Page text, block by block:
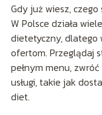
Gdy już wiesz,
W Polsce działa
dietetyczny, dlatego
ofertom. Przeglądaj
pełnym menu,
usługi, takie jak
diet.